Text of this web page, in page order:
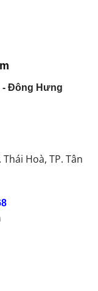
- Đông Hưng
Thái Hoà, TP. Tân